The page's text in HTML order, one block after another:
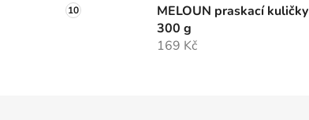
MELOUN praskací kuličky
300 g
169 Kč